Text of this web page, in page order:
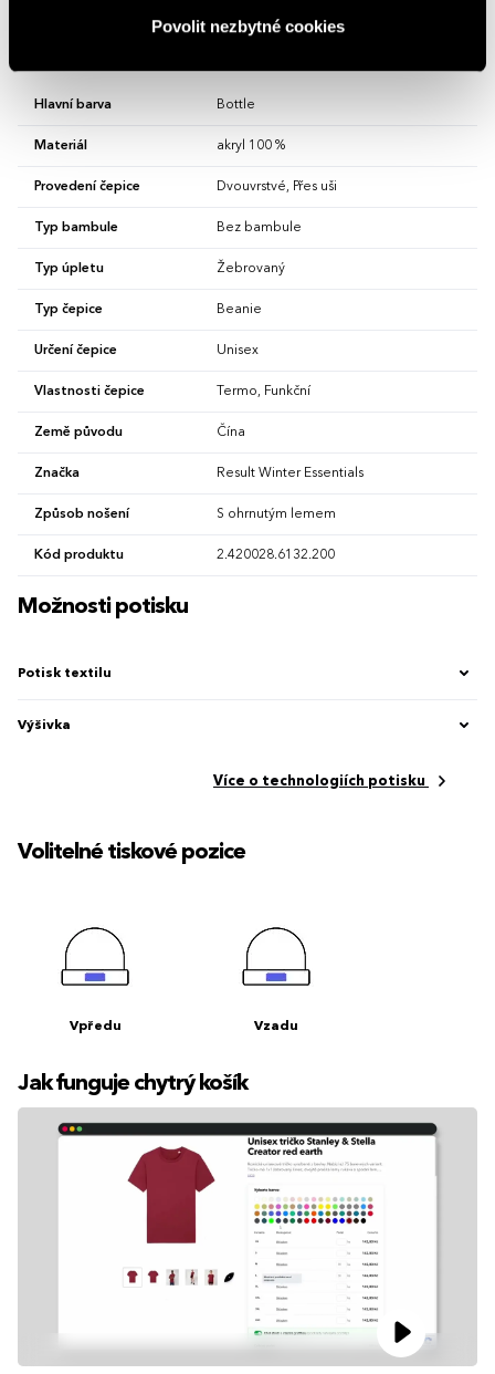
Povolit nezbytné cookies
Hlavní barva Bottle
Materiál akryl 100 %
Provedení čepice Dvouvrstvé, Přes uši
Typ bambule Bez bambule
Typ úpletu Žebrovaný
Typ čepice Beanie
Určení čepice Unisex
Vlastnosti čepice Termo, Funkční
Země původu Čína
Značka Result Winter Essentials
Způsob nošení S ohrnutým lemem
Kód produktu 2.420028.6132.200
Možnosti potisku
Potisk textilu
Výšivka
Více o technologiích potisku
Volitelné tiskové pozice
Vpředu Vzadu
Jak funguje chytrý košík